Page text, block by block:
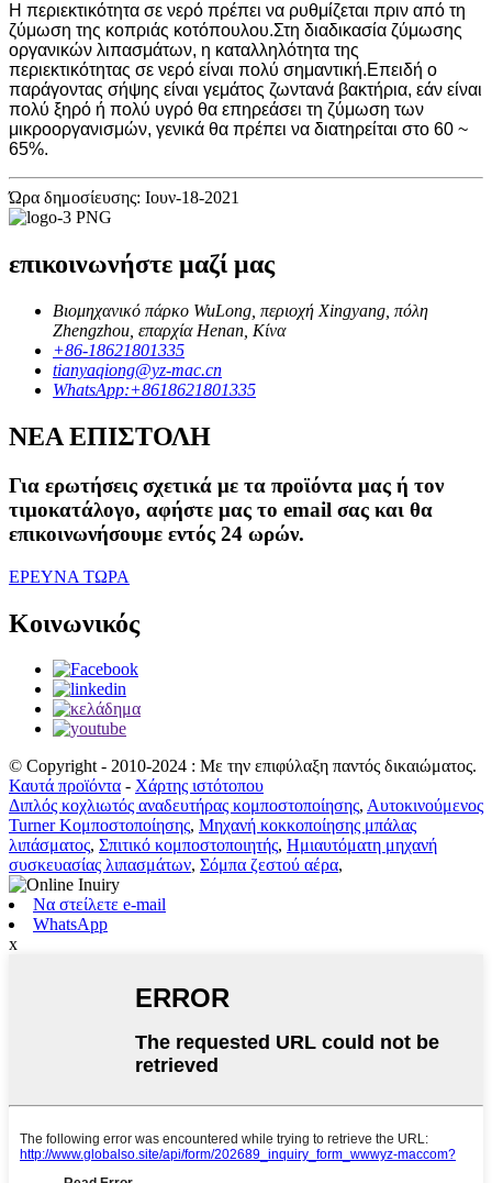
Η περιεκτικότητα σε νερό πρέπει να ρυθμίζεται πριν από τη
ζύμωση της κοπριάς κοτόπουλου.Στη διαδικασία ζύμωσης
οργανικών λιπασμάτων, η καταλληλότητα της
περιεκτικότητας σε νερό είναι πολύ σημαντική.Επειδή ο
παράγοντας σήψης είναι γεμάτος ζωντανά βακτήρια, εάν είναι
πολύ ξηρό ή πολύ υγρό θα επηρεάσει τη ζύμωση των
μικροοργανισμών, γενικά θα πρέπει να διατηρείται στο 60 ~
65%.
Ώρα δημοσίευσης: Ιουν-18-2021
επικοινωνήστε μαζί μας
Βιομηχανικό πάρκο WuLong, περιοχή Xingyang, πόλη
Zhengzhou, επαρχία Henan, Κίνα
+86-18621801335
tianyaqiong@yz-mac.cn
WhatsApp:+8618621801335
ΝΕΑ ΕΠΙΣΤΟΛΗ
Για ερωτήσεις σχετικά με τα προϊόντα μας ή τον
τιμοκατάλογο, αφήστε μας το email σας και θα
επικοινωνήσουμε εντός 24 ωρών.
ΕΡΕΥΝΑ ΤΩΡΑ
Κοινωνικός
© Copyright - 2010-2024 : Με την επιφύλαξη παντός δικαιώματος.
Καυτά προϊόντα - Χάρτης ιστότοπου
Διπλός κοχλιωτός αναδευτήρας κομποστοποίησης, Αυτοκινούμενος
Turner Κομποστοποίησης, Μηχανή κοκκοποίησης μπάλας
λιπάσματος, Σπιτικό κομποστοποιητής, Ημιαυτόματη μηχανή
συσκευασίας λιπασμάτων, Σόμπα ζεστού αέρα,
Να στείλετε e-mail
WhatsApp
x